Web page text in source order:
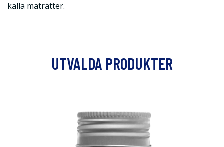
kalla maträtter.
UTVALDA PRODUKTER